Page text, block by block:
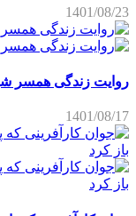
1401/08/23
روایت زندگی همسر
1401/08/17